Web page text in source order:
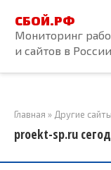
контенту
СБОЙ.РФ
Мониторинг
и сайтов в России
Главная » Другие сайты
proekt-sp.ru